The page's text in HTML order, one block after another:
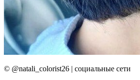
© @natali_colorist26 | социальные сети